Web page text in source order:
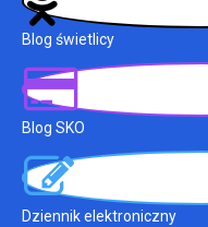
Blog świetlicy
Blog SKO
Dziennik elektroniczny